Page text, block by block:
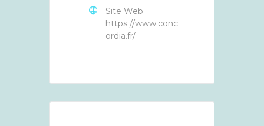
Site Web
https://www.conc
ordia.fr/